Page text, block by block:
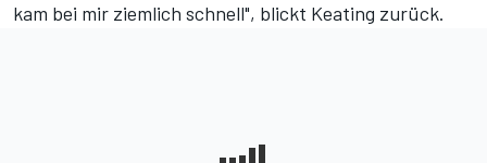
kam bei mir ziemlich schnell", blickt Keating zurück.